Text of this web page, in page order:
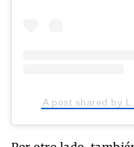
A post shared by L